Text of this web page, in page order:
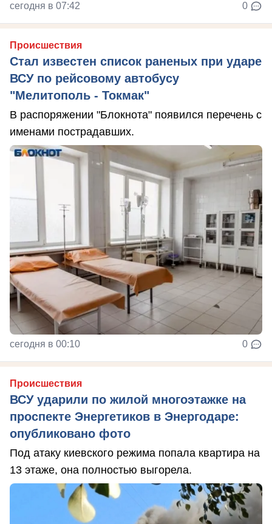
сегодня в 07:42 0
Происшествия
Стал известен список раненых при ударе
ВСУ по рейсовому автобусу
"Мелитополь - Токмак"
В распоряжении "Блокнота" появился перечень с
именами пострадавших.
сегодня в 00:10 0
Происшествия
ВСУ ударили по жилой многоэтажке на
проспекте Энергетиков в Энергодаре:
опубликовано фото
Под атаку киевского режима попала квартира на
13 этаже, она полностью выгорела.